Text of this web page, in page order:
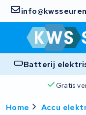
Batterij
Gratis
Home Accu